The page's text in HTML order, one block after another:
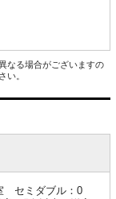
なる場合がございますの
い。
セミダブル：0